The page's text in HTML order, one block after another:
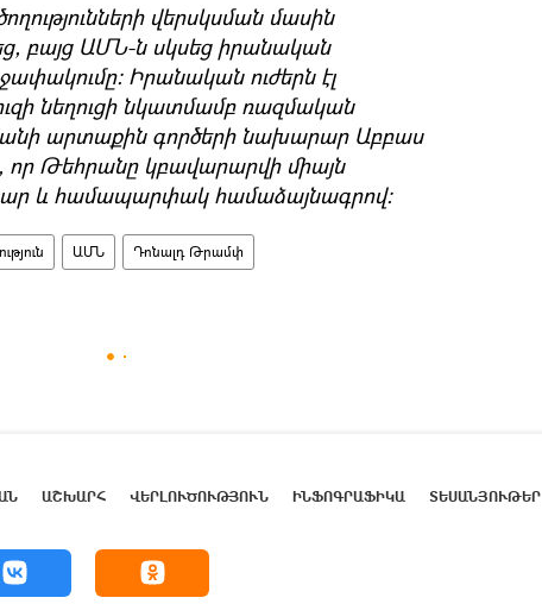
վերսկսման մասին
բայց ԱՄՆ-ն սկսեց իրանական
Իրանական ուժերն էլ
նեղուցի նկատմամբ ռազմական
արտաքին գործերի նախարար Աբբաս
որ Թեհրանը կբավարարվի միայն
և համապարփակ համաձայնագրով։
ԱՄՆ Դոնալդ Թրամփ
ԱՇԽԱՐՀ ՎԵՐԼՈՒԾՈՒԹՅՈՒՆ ԻՆՖՈԳՐԱՖԻԿԱ ՏԵՍԱՆՅՈՒԹԵՐ